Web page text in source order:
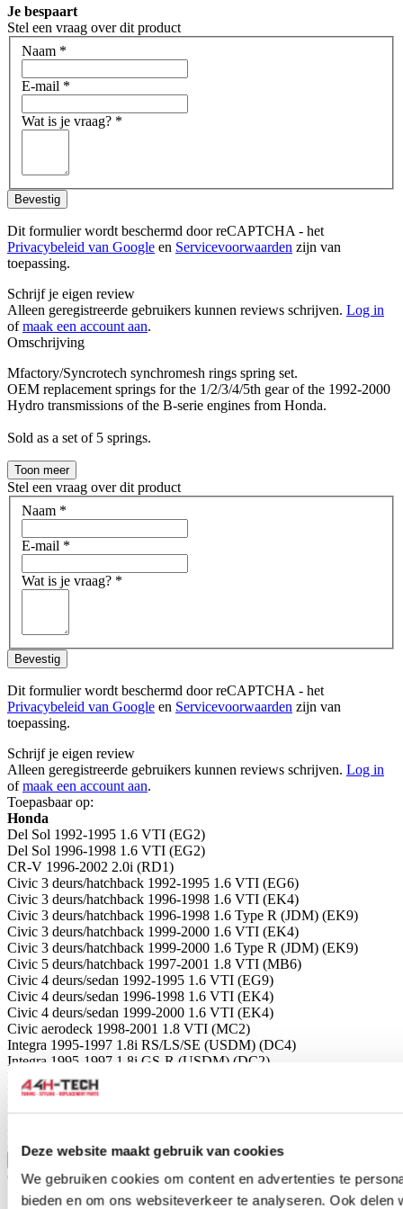
Deze website maakt gebruik van cookies
We gebruiken cookies om content en advertenties te
bieden en om ons websiteverkeer te analyseren. Ook
Je bespaart
Stel een vraag over dit product
Naam *
E-mail *
Wat is je vraag? *
Bevestig
Dit formulier wordt beschermd door reCAPTCHA - het
Privacybeleid van Google en Servicevoorwaarden zijn van
toepassing.
Schrijf je eigen review
Alleen geregistreerde gebruikers kunnen reviews schrijven. Log in
ofmaak een account aan.
Omschrijving
Mfactory/Syncrotech synchromesh rings spring set.
OEM replacement springs for the 1/2/3/4/5th gear of the 1992-2000
Hydro transmissions of the B-serie engines from Honda.
Sold as a set of 5 springs.
Toon meer
Stel een vraag over dit product
Naam *
E-mail *
Wat is je vraag? *
Bevestig
Dit formulier wordt beschermd door reCAPTCHA - het
Privacybeleid van Google en Servicevoorwaarden zijn van
toepassing.
Schrijf je eigen review
Alleen geregistreerde gebruikers kunnen reviews schrijven. Log in
ofmaak een account aan.
Toepasbaar op:
Honda
Del Sol 1992-1995 1.6 VTI (EG2)
Del Sol 1996-1998 1.6 VTI (EG2)
CR-V 1996-2002 2.0i (RD1)
Civic 3 deurs/hatchback 1992-1995 1.6 VTI (EG6)
Civic 3 deurs/hatchback 1996-1998 1.6 VTI (EK4)
Civic 3 deurs/hatchback 1996-1998 1.6 Type R (JDM) (EK9)
Civic 3 deurs/hatchback 1999-2000 1.6 VTI (EK4)
Civic 3 deurs/hatchback 1999-2000 1.6 Type R (JDM) (EK9)
Civic 5 deurs/hatchback 1997-2001 1.8 VTI (MB6)
Civic 4 deurs/sedan 1992-1995 1.6 VTI (EG9)
Civic 4 deurs/sedan 1996-1998 1.6 VTI (EK4)
Civic 4 deurs/sedan 1999-2000 1.6 VTI (EK4)
Civic aerodeck 1998-2001 1.8 VTI (MC2)
Integra 1995-1997 1.8i RS/LS/SE (USDM) (DC4)
Integra 1995-1997 1.8i GS-R (USDM) (DC2)
Integra 1998-2000 1.8i Type R (EDM)
Integra 1998-2000 1.8i LS/GS (USDM) (DC4)
Integra 1998-2000 1.8i GS-R (USDM) (DC2)
Integra 1995-1997 1.8i Type R (JDM 96-spec) (DC2)
Integra 1998-2000 1.8i Type R (JDM 98-spec) (DC2)
Toon meer
Gerelateerde producten